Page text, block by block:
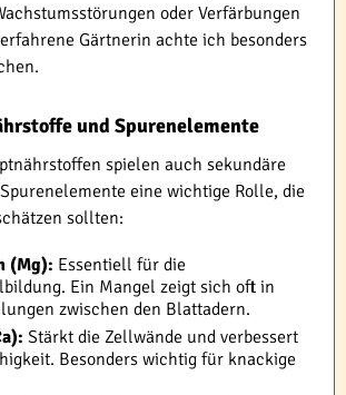
oder Verfärbungen
Gärtnerin achte ich besonders
und Spurenelemente
spielen auch sekundäre
eine wichtige Rolle, die
sollten:
(Mg): Essentiell für die
Ein Mangel zeigt sich oft in
zwischen den Blattadern.
Stärkt die Zellwände und verbessert
Besonders wichtig für knackige